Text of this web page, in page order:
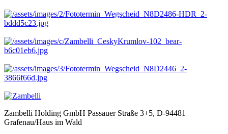
Zambelli Holding GmbH Passauer Straße 3+5, D-94481
Grafenau/Haus im Wald